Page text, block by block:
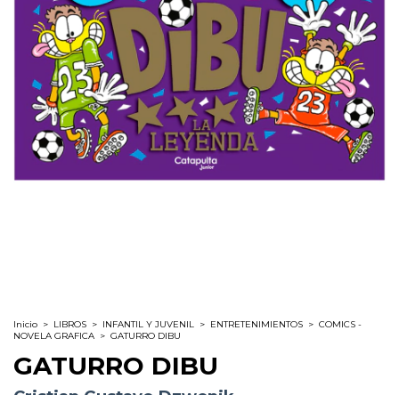
Inicio > LIBROS > INFANTIL Y JUVENIL > ENTRETENIMIENTOS > COMICS -
NOVELA GRAFICA > GATURRO DIBU
GATURRO DIBU